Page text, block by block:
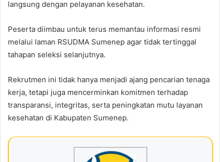
langsung dengan pelayanan kesehatan.
Peserta diimbau untuk terus memantau informasi resmi
melalui laman RSUDMA Sumenep agar tidak tertinggal
tahapan seleksi selanjutnya.
Rekrutmen ini tidak hanya menjadi ajang pencarian tenaga
kerja, tetapi juga mencerminkan komitmen terhadap
transparansi, integritas, serta peningkatan mutu layanan
kesehatan di Kabupaten Sumenep.